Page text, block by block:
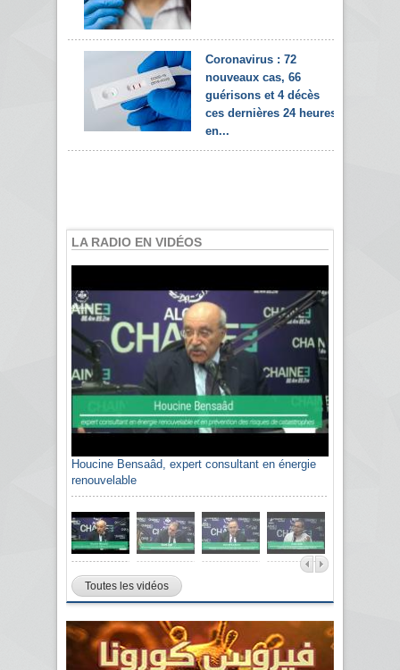
Coronavirus : 72
nouveaux cas, 66
guérisons et 4 décès
ces dernières 24 heures
en...
LA RADIO EN VIDÉOS
Houcine Bensaâd, expert consultant en énergie
renouvelable
Toutes les vidéos